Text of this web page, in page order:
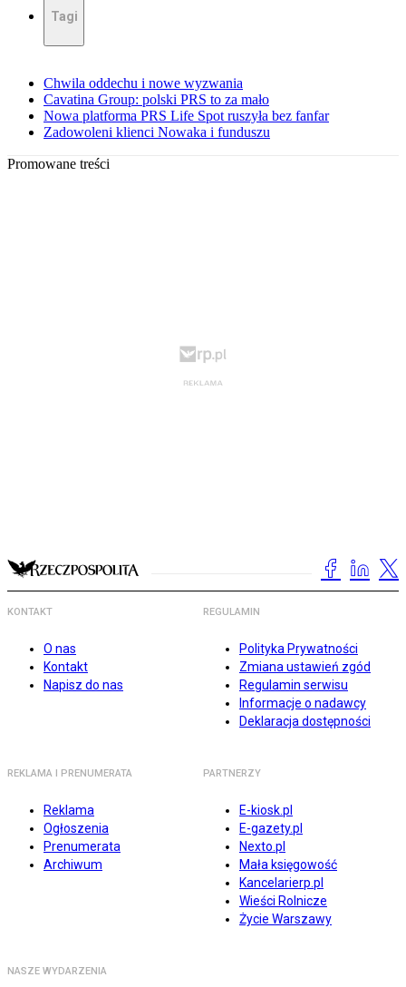
Tagi
Chwila oddechu i nowe wyzwania
Cavatina Group: polski PRS to za mało
Nowa platforma PRS Life Spot ruszyła bez fanfar
Zadowoleni klienci Nowaka i funduszu
Promowane treści
KONTAKT
O nas
Kontakt
Napisz do nas
REGULAMIN
Polityka Prywatności
Zmiana ustawień zgód
Regulamin serwisu
Informacje o nadawcy
Deklaracja dostępności
REKLAMA I PRENUMERATA
Reklama
Ogłoszenia
Prenumerata
Archiwum
PARTNERZY
E-kiosk.pl
E-gazety.pl
Nexto.pl
Mała księgowość
Kancelarierp.pl
Wieści Rolnicze
Życie Warszawy
NASZE WYDARZENIA